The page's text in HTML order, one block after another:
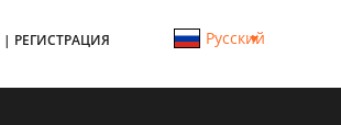
| РЕГИСТРАЦИЯ Русский